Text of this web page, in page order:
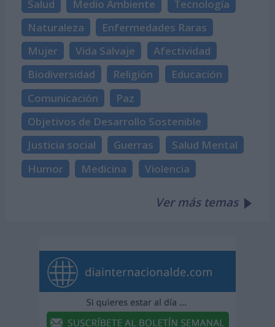
Salud Medio Ambiente
Tecnología
Naturaleza
Enfermedades Raras
Mujer
Vida Salvaje
Afectividad
Biodiversidad
Religión
Educación
Comunicación
Paz
Objetivos de Desarrollo Sostenible
Justicia social
Guerras
Salud Mental
Humor
Medicina Violencia
Ver más temas